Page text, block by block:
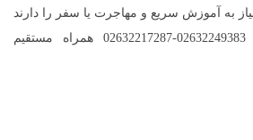
به آموزش سریع و مهاجرت یا سفر را دارند
مناسب میباشد. تلفن : 02632249383-02632217287 همراه مستقیم